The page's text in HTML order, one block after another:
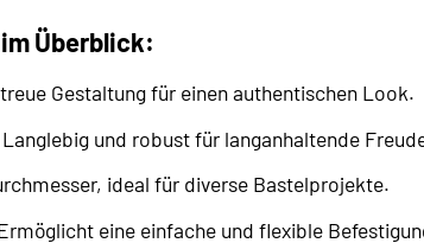
Überblick:
Gestaltung für einen authentischen Look.
Langlebig und robust für langanhaltende
ideal für diverse Bastelprojekte.
eine einfache und flexible